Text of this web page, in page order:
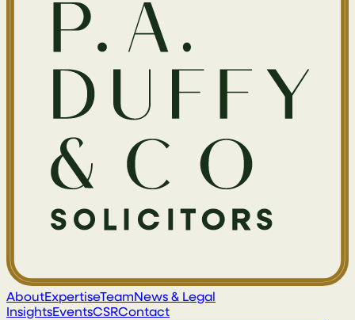
AboutExpertiseTeamNews & Legal
InsightsEventsCSRContact